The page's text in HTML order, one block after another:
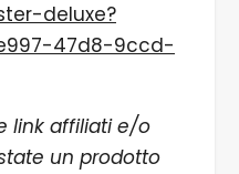
deluxe?
47d8-9ccd-
link affiliati e/o
un prodotto